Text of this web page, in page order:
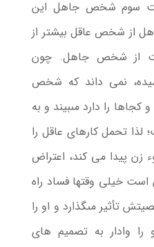
سوم شخص جاهل این
شخص عاقل بیشتر از
از شخص جاهل. چون
نمی داند که شخص
كجاها را دارد مى‏بیند و به
تحمل كارهاى عاقل را
زن پیدا مى‏ كند، اعتراض
خیلى وقتها فساد راه
تأثیر مى‏گذارد و او را
را وادار به تصمیم هاى